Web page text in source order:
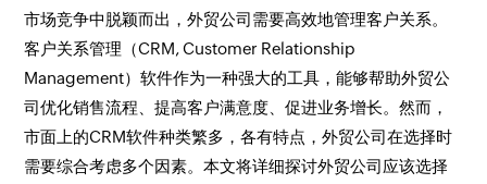
市场竞争中脱颖而出，外贸公司需要高效地管理客户关系。
客户关系管理（CRM, Customer Relationship
Management）软件作为一种强大的工具，能够帮助外贸公
司优化销售流程、提高客户满意度、促进业务增长。然而，
市面上的CRM软件种类繁多，各有特点，外贸公司在选择时
需要综合考虑多个因素。本文将详细探讨外贸公司应该选择